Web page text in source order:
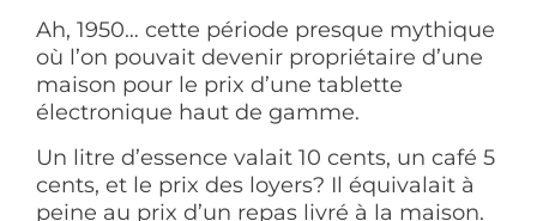
Ah, 1950… cette période presque mythique
où l’on pouvait devenir propriétaire d’une
maison pour le prix d’une tablette
électronique haut de gamme.
Un litre d’essence valait 10 cents, un café 5
cents, et le prix des loyers? Il équivalait à
peine au prix d’un repas livré à la maison.